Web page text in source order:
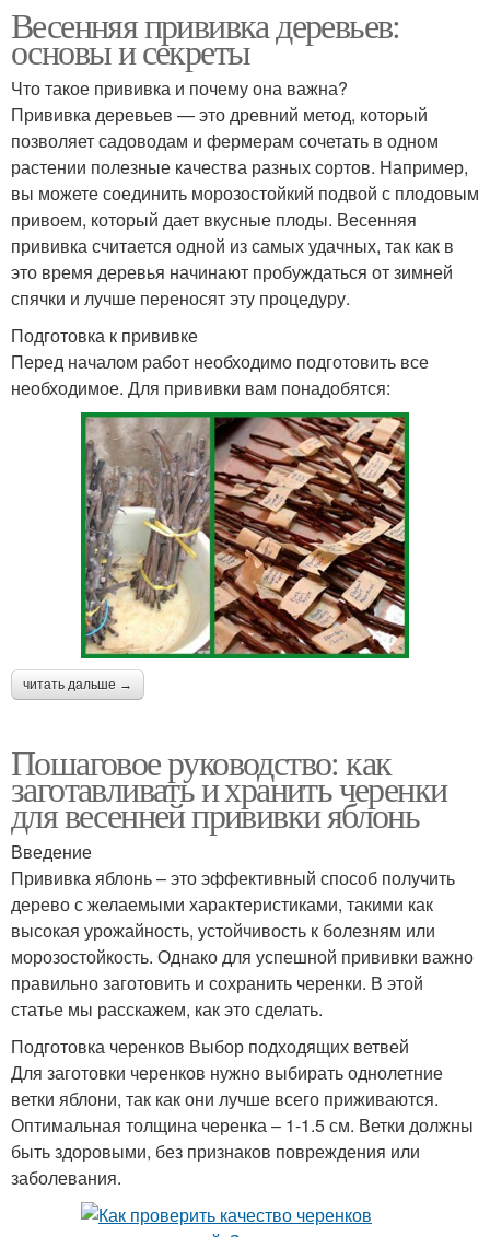
Весенняя прививка деревьев:
основы и секреты
Что такое прививка и почему она важна?
Прививка деревьев — это древний метод, который
позволяет садоводам и фермерам сочетать в одном
растении полезные качества разных сортов. Например,
вы можете соединить морозостойкий подвой с плодовым
привоем, который дает вкусные плоды. Весенняя
прививка считается одной из самых удачных, так как в
это время деревья начинают пробуждаться от зимней
спячки и лучше переносят эту процедуру.
Подготовка к прививке
Перед началом работ необходимо подготовить все
необходимое. Для прививки вам понадобятся:
читать дальше →
Пошаговое руководство: как
заготавливать и хранить черенки
для весенней прививки яблонь
Введение
Прививка яблонь – это эффективный способ получить
дерево с желаемыми характеристиками, такими как
высокая урожайность, устойчивость к болезням или
морозостойкость. Однако для успешной прививки важно
правильно заготовить и сохранить черенки. В этой
статье мы расскажем, как это сделать.
Подготовка черенков Выбор подходящих ветвей
Для заготовки черенков нужно выбирать однолетние
ветки яблони, так как они лучше всего приживаются.
Оптимальная толщина черенка – 1-1.5 см. Ветки должны
быть здоровыми, без признаков повреждения или
заболевания.